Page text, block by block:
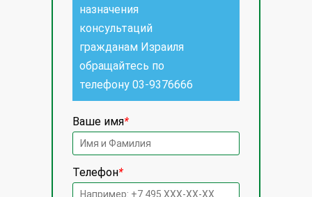
назначения
консультаций
гражданам Израиля
обращайтесь по
телефону 03-9376666
Ваше имя*
Телефон*